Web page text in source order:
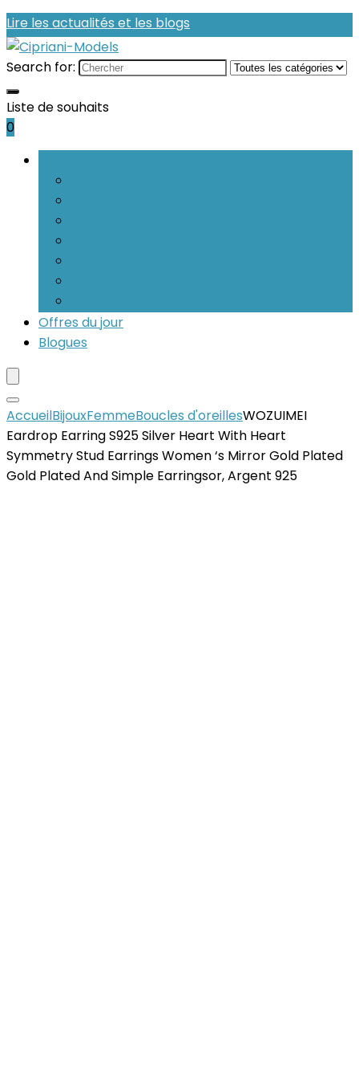
Lire les actualités et les blogs
Search for:
Liste de souhaits
0
Offres du jour
Blogues
AccueilBijouxFemmeBoucles d'oreillesWOZUIMEI
Eardrop Earring S925 Silver Heart With Heart
Symmetry Stud Earrings Women ‘s Mirror Gold Plated
Gold Plated And Simple Earringsor, Argent 925